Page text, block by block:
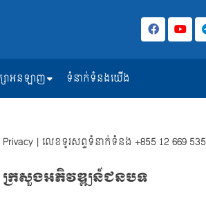
សាអនឡាញ ទំនាក់ទំនងយើង
Privacy | លេខទូរសព្ទទំនាក់ទំនង +855 12 669 535
ក្រសួងអភិវឌ្ឍន៍ជនបទ